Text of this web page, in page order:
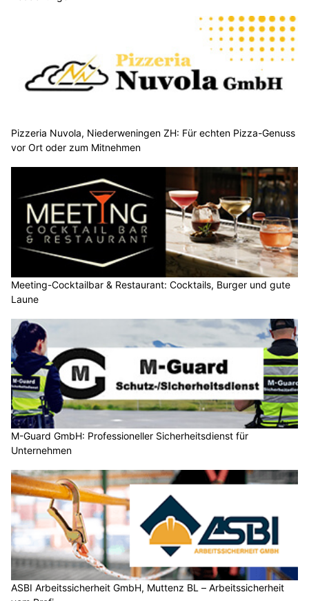
Pizzeria Nuvola, Niederweningen ZH: Für echten Pizza-Genuss
vor Ort oder zum Mitnehmen
Meeting-Cocktailbar & Restaurant: Cocktails, Burger und gute
Laune
M-Guard GmbH: Professioneller Sicherheitsdienst für
Unternehmen
ASBI Arbeitssicherheit GmbH, Muttenz BL – Arbeitssicherheit